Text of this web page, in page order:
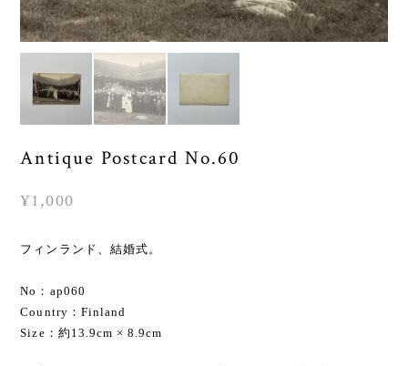
Antique Postcard No.60
¥1,000
フィンランド、結婚式。
No：ap060
Country：Finland
Size：約13.9cm × 8.9cm